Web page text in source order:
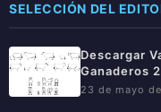
SELECCIÓN DEL
Descargar
Ganaderos
23 de mayo